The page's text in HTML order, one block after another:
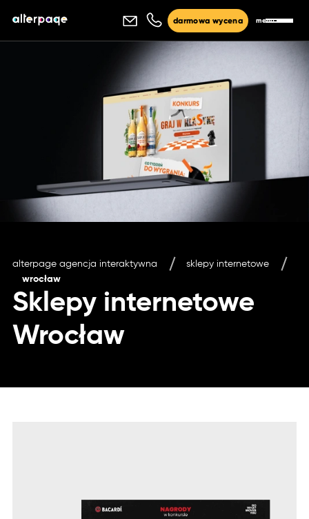
darmowa wycena menu
alterpage agencja interaktywna
sklepy internetowe
wrocław
Sklepy internetowe
Wrocław